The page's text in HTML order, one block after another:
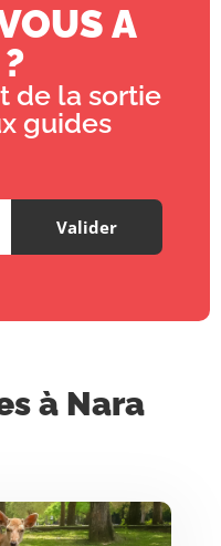
A
de la sortie
guides
à Nara